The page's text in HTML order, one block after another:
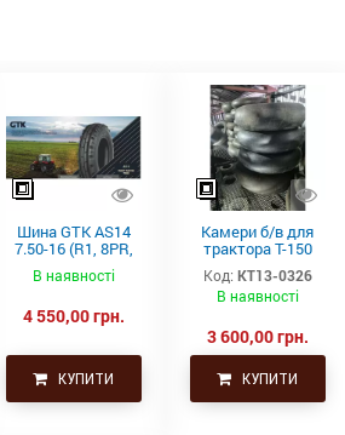
Шина GTK AS14
7.50-16 (R1, 8PR,
TT)
В наявності
4 550,00 грн.
КУПИТИ
Камери б/в для
трактора Т-150
21.3-24 (530-610)
СНГ товсті
Код: КТ13-0326
В наявності
3 600,00 грн.
КУПИТИ